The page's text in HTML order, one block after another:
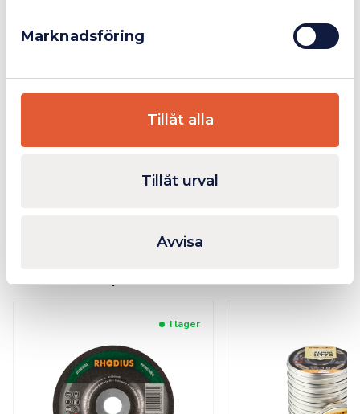
Marknadsföring
Tillåt alla
Tillåt urval
Avvisa
Ytterligare Information
I lager